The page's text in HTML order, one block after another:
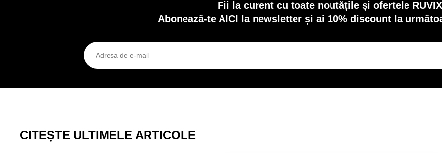
Fii la curent cu toate noutățile și ofertele
Abonează-te AICI la newsletter și ai 10% discount la
CITEȘTE ULTIMELE ARTICOLE